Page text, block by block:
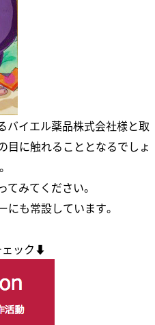
バイエル薬品株式会社様と取
目に触れることとなるでしょ
てみてください。
も常設しています。
ェック⬇